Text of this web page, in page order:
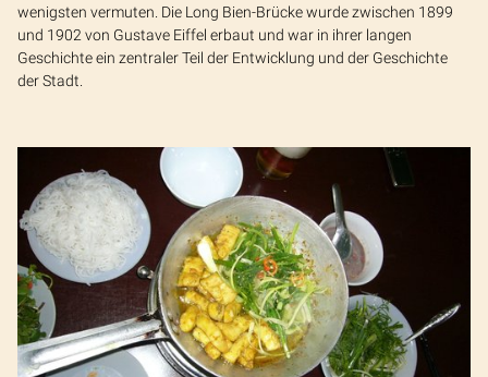
wenigsten vermuten. Die Long Bien-Brücke wurde zwischen 1899
und 1902 von Gustave Eiffel erbaut und war in ihrer langen
Geschichte ein zentraler Teil der Entwicklung und der Geschichte
der Stadt.